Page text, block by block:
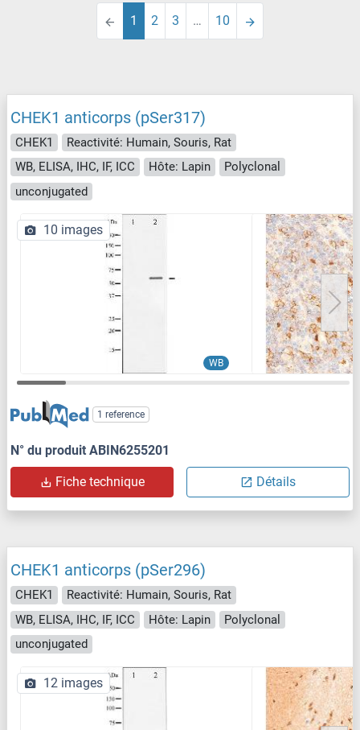
1 2 3 … 10
CHEK1 anticorps (pSer317)
CHEK1
Reactivité: Humain, Souris, Rat
WB, ELISA, IHC, IF, ICC
Hôte: Lapin
Polyclonal
unconjugated
WB
10 images
1 reference
N° du produit ABIN6255201
Fiche technique Détails
CHEK1 anticorps (pSer296)
CHEK1
Reactivité: Humain, Souris, Rat
WB, ELISA, IHC, IF, ICC
Hôte: Lapin
Polyclonal
unconjugated
12 images